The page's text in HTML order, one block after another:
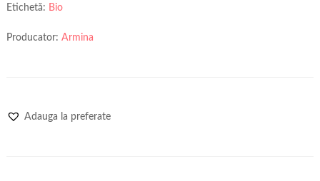
Etichetă: Bio
Producator: Armina
Adauga la preferate